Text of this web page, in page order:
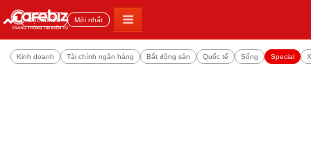
Đọc nhiều Mới nhất
Kinh doanh Tài chính ngân hàng Bất động sản Quốc tế Sống Special